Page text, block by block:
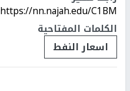
https://nn.najah.edu/C1BM/
الكلمات المفتاحية
اسعار النفط